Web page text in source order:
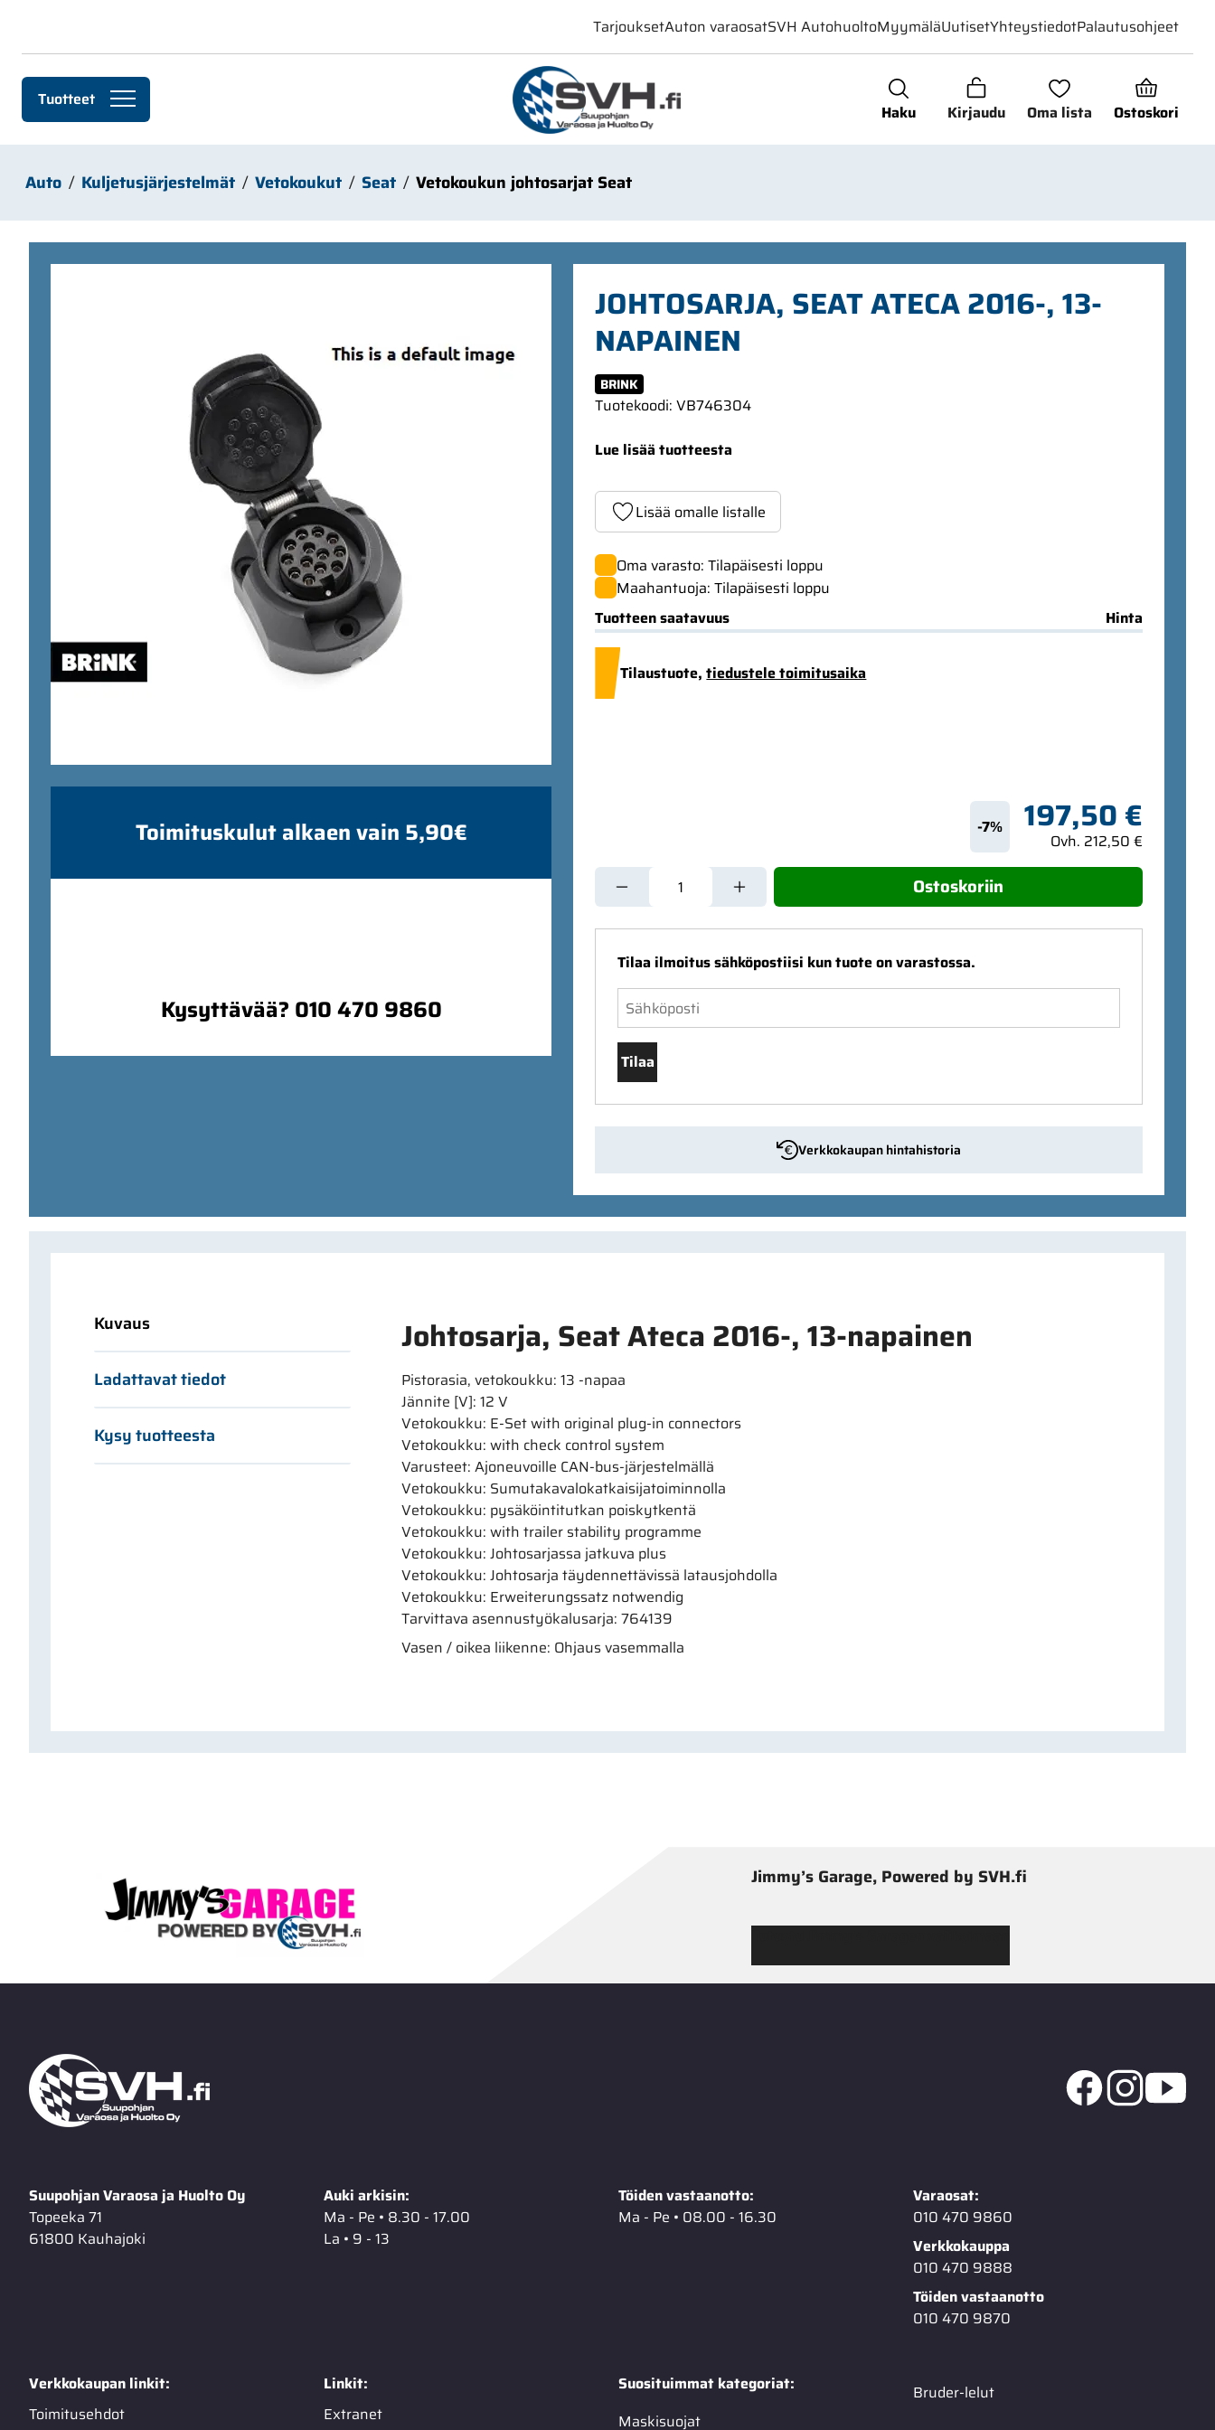
Haku Kirjaudu Oma lista Ostoskori
Tuotteet
TarjouksetAuton varaosatSVH AutohuoltoMyymäläUutisetYhteystiedotPalautusohjeet
Auto Kuljetusjärjestelmät Vetokoukut Seat Vetokoukun johtosarjat Seat
JOHTOSARJA, SEAT ATECA 2016-, 13-
NAPAINEN
Ohita kuvat
BRINK
Tuotekoodi: VB746304
Lue lisää tuotteesta
Lisää omalle listalle
Oma varasto: Tilapäisesti loppu
Maahantuoja: Tilapäisesti loppu
Tuotteen saatavuus
Hinta
Tilaustuote,tiedustele toimitusaika
-7% 197,50 €
Ovh. 212,50 €
Ostoskoriin
Tilaa ilmoitus sähköpostiisi kun tuote on varastossa.
Tilaa
Verkkokaupan hintahistoria
Toimituskulut alkaen vain 5,90€
Kysyttävää? 010 470 9860
Kuvaus
Ladattavat tiedot
Kysy tuotteesta
Johtosarja, Seat Ateca 2016-, 13-napainen
Pistorasia, vetokoukku: 13 -napaa
Jännite [V]: 12 V
Vetokoukku: E-Set with original plug-in connectors
Vetokoukku: with check control system
Varusteet: Ajoneuvoille CAN-bus-järjestelmällä
Vetokoukku: Sumutakavalokatkaisijatoiminnolla
Vetokoukku: pysäköintitutkan poiskytkentä
Vetokoukku: with trailer stability programme
Vetokoukku: Johtosarjassa jatkuva plus
Vetokoukku: Johtosarja täydennettävissä latausjohdolla
Vetokoukku: Erweiterungssatz notwendig
Tarvittava asennustyökalusarja: 764139
Vasen / oikea liikenne: Ohjaus vasemmalla
Jimmy’s Garage, Powered by SVH.fi
Suupohjan Varaosa ja Huolto Oy
Topeeka 71
61800 Kauhajoki
Auki arkisin:
Ma - Pe • 8.30 - 17.00
La • 9 - 13
Töiden vastaanotto:
Ma - Pe • 08.00 - 16.30
Varaosat:
010 470 9860
Verkkokauppa
010 470 9888
Töiden vastaanotto
010 470 9870
Verkkokaupan linkit:
Toimitusehdot
Linkit:
Extranet
Suosituimmat kategoriat:
Maskisuojat
Bruder-lelut